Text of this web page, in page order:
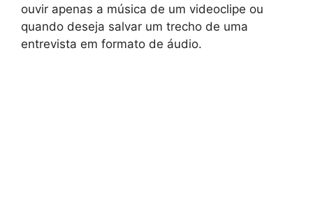
ouvir apenas a música de um videoclipe ou
quando deseja salvar um trecho de uma
entrevista em formato de áudio.